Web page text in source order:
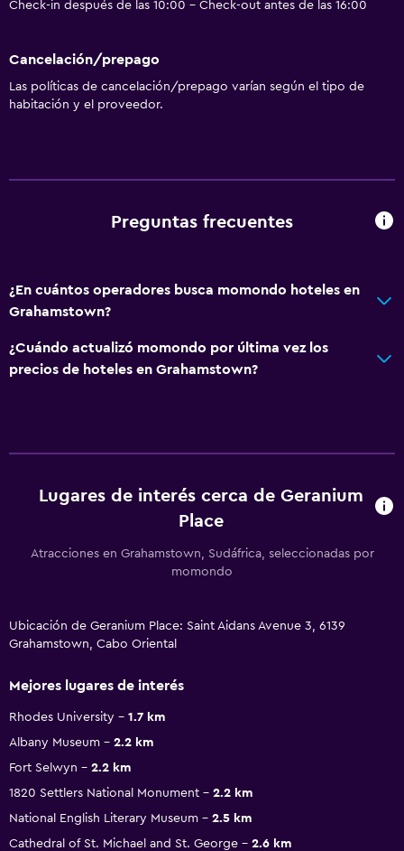
Check-in después de las 10:00 - Check-out antes de las 16:00
Cancelación/prepago
Las políticas de cancelación/prepago varían según el tipo de
habitación y el proveedor.
Preguntas frecuentes
¿En cuántos operadores busca momondo hoteles en
Grahamstown?
¿Cuándo actualizó momondo por última vez los
precios de hoteles en Grahamstown?
Lugares de interés cerca de Geranium
Place
Atracciones en Grahamstown, Sudáfrica, seleccionadas por
momondo
Ubicación de Geranium Place: Saint Aidans Avenue 3, 6139
Grahamstown, Cabo Oriental
Mejores lugares de interés
Rhodes University
1.7 km
Albany Museum
2.2 km
Fort Selwyn
2.2 km
1820 Settlers National Monument
2.2 km
National English Literary Museum
2.5 km
Cathedral of St. Michael and St. George
2.6 km